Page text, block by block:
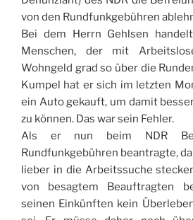
von den Rundfunkgebühren
Bei dem Herrn Gehlsen
Menschen, der mit
Wohngeld grad so über die
Kumpel hat er sich im letzten
ein Auto gekauft, um damit
zu können. Das war sein Fehler.
Als er nun beim NDR
Rundfunkgebühren beantragte,
lieber in die Arbeitssuche
von besagtem Beauftragten
seinen Einkünften kein